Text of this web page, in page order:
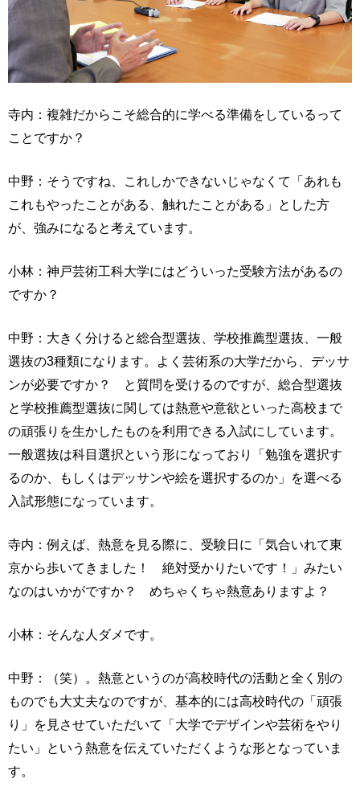
寺内：複雑だからこそ総合的に学べる準備をしているって
ことですか？
中野：そうですね、これしかできないじゃなくて「あれも
これもやったことがある、触れたことがある」とした方
が、強みになると考えています。
小林：神戸芸術工科大学にはどういった受験方法があるの
ですか？
中野：大きく分けると総合型選抜、学校推薦型選抜、一般
選抜の3種類になります。よく芸術系の大学だから、デッサ
ンが必要ですか？ と質問を受けるのですが、総合型選抜
と学校推薦型選抜に関しては熱意や意欲といった高校まで
の頑張りを生かしたものを利用できる入試にしています。
一般選抜は科目選択という形になっており「勉強を選択す
るのか、もしくはデッサンや絵を選択するのか」を選べる
入試形態になっています。
寺内：例えば、熱意を見る際に、受験日に「気合いれて東
京から歩いてきました！ 絶対受かりたいです！」みたい
なのはいかがですか？ めちゃくちゃ熱意ありますよ？
小林：そんな人ダメです。
中野：（笑）。熱意というのが高校時代の活動と全く別の
ものでも大丈夫なのですが、基本的には高校時代の「頑張
り」を見させていただいて「大学でデザインや芸術をやり
たい」という熱意を伝えていただくような形となっていま
す。